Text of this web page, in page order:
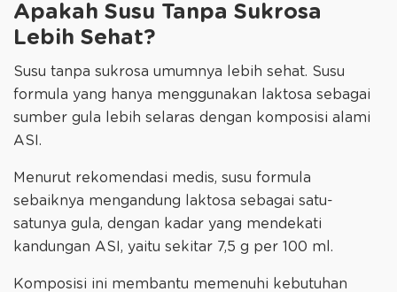
Apakah Susu Tanpa Sukrosa
Lebih Sehat?
Susu tanpa sukrosa umumnya lebih sehat. Susu
formula yang hanya menggunakan laktosa sebagai
sumber gula lebih selaras dengan komposisi alami
ASI.
Menurut rekomendasi medis, susu formula
sebaiknya mengandung laktosa sebagai satu-
satunya gula, dengan kadar yang mendekati
kandungan ASI, yaitu sekitar 7,5 g per 100 ml.
Komposisi ini membantu memenuhi kebutuhan